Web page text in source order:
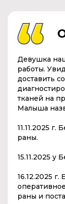
Девушка
работы.
доставить
тканей на
Малыша
11.11.2025
раны.
15.11.2025 у
16.12.2025
раны и